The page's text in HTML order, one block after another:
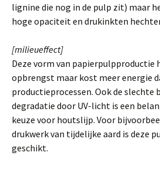
lignine die nog in de pulp zit) maar
hoge opaciteit en drukinkten
[milieueffect]
Deze vorm van papierpulpproductie
opbrengst maar kost meer energie
productieprocessen. Ook de slechte
degradatie door UV-licht is een
keuze voor houtslijp. Voor
drukwerk van tijdelijke aard is deze
geschikt.